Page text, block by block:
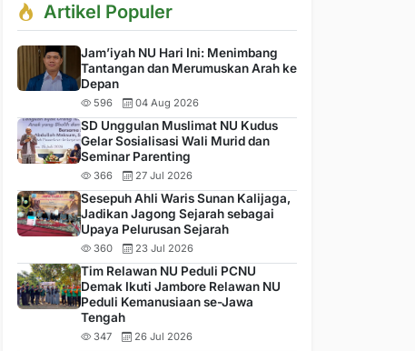
Artikel Populer
Jam’iyah NU Hari Ini: Menimbang
Tantangan dan Merumuskan Arah ke
Depan
596 04 Aug 2026
SD Unggulan Muslimat NU Kudus
Gelar Sosialisasi Wali Murid dan
Seminar Parenting
366 27 Jul 2026
Sesepuh Ahli Waris Sunan Kalijaga,
Jadikan Jagong Sejarah sebagai
Upaya Pelurusan Sejarah
360 23 Jul 2026
Tim Relawan NU Peduli PCNU
Demak Ikuti Jambore Relawan NU
Peduli Kemanusiaan se-Jawa
Tengah
347 26 Jul 2026